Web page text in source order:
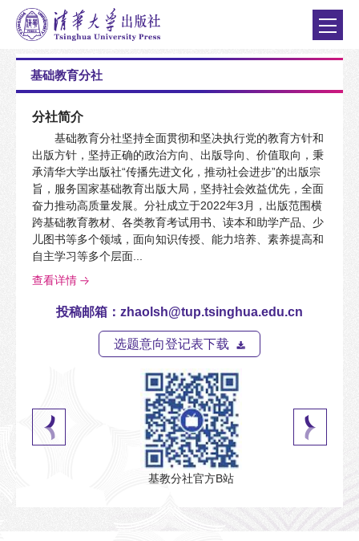
基础教育分社
分社简介
基础教育分社坚持全面贯彻和坚决执行党的教育方针和
出版方针，坚持正确的政治方向、出版导向、价值取向，秉
承清华大学出版社“传播先进文化，推动社会进步”的出版宗
旨，服务国家基础教育出版大局，坚持社会效益优先，全面
奋力推动高质量发展。分社成立于2022年3月，出版范围横
跨基础教育教材、各类教育考试用书、读本和助学产品、少
儿图书等多个领域，面向知识传授、能力培养、素养提高和
自主学习等多个层面...
查看详情
投稿邮箱：zhaolsh@tup.tsinghua.edu.cn
选题意向登记表下载
基教分社官方B站